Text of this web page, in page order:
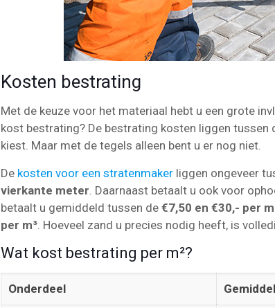
Kosten bestrating
Met de keuze voor het materiaal hebt u een grote
kost bestrating? De bestrating kosten liggen tussen
kiest. Maar met de tegels alleen bent u er nog niet.
De kosten voor een stratenmakerliggen ongeveer
vierkante meter. Daarnaast betaalt u ook voor
betaalt u gemiddeld tussen de €7,50 en €30,- per
per m³. Hoeveel zand u precies nodig heeft, is
Wat kost bestrating per m²?
Onderdeel